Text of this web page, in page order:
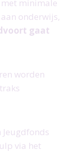
minimale
onderwijs,
gaat
worden
via het